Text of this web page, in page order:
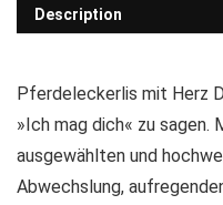
Description
Pferdeleckerlis mit Herz
»Ich mag dich« zu
ausgewählten und
Abwechslung,